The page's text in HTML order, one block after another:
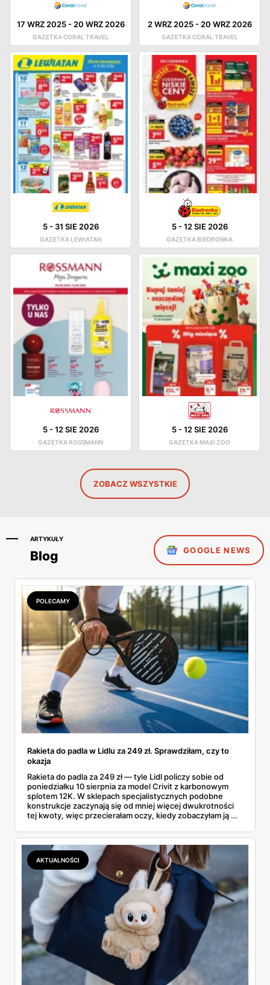
17 WRZ 2025- 20 WRZ 2026
GAZETKA CORAL TRAVEL
2 WRZ 2025- 20 WRZ 2026
GAZETKA CORAL TRAVEL
5- 31 SIE 2026
GAZETKA LEWIATAN
5-12 SIE 2026
GAZETKA BIEDRONKA
5-12 SIE 2026
GAZETKA ROSSMANN
5-12 SIE 2026
GAZETKA MAXI ZOO
ZOBACZ WSZYSTKIE
ARTYKUŁY
Blog GOOGLE NEWS
POLECAMY
Rakieta do padla w Lidlu za 249 zł. Sprawdziłam, czy to
okazja
Rakieta do padla za 249 zł — tyle Lidl policzy sobie od
poniedziałku 10 sierpnia za model Crivit z karbonowym
splotem 12K. W sklepach specjalistycznych podobne
konstrukcje zaczynają się od mniej więcej dwukrotności
tej kwoty, więc przecierałam oczy, kiedy zobaczyłam ją w
najszybciej rosnący sport w Polsce: kortów przybywa
lawinowo, a chętnych jeszcze szybciej. Sprawdziłam, co
dokładnie dostajemy za te pieniądze i komu taka rakieta
faktycznie wystarczy.
AKTUALNOŚCI